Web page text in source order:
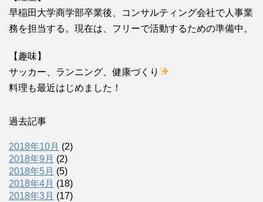
早稲田大学商学部卒業後、コンサルティング会社で人事業
務を担当する。現在は、フリーで活動するための準備中。
【趣味】
サッカー、ランニング、健康づくり
料理も最近はじめました！
過去記事
2018年10月 (2)
2018年9月 (2)
2018年5月 (5)
2018年4月 (18)
2018年3月 (17)